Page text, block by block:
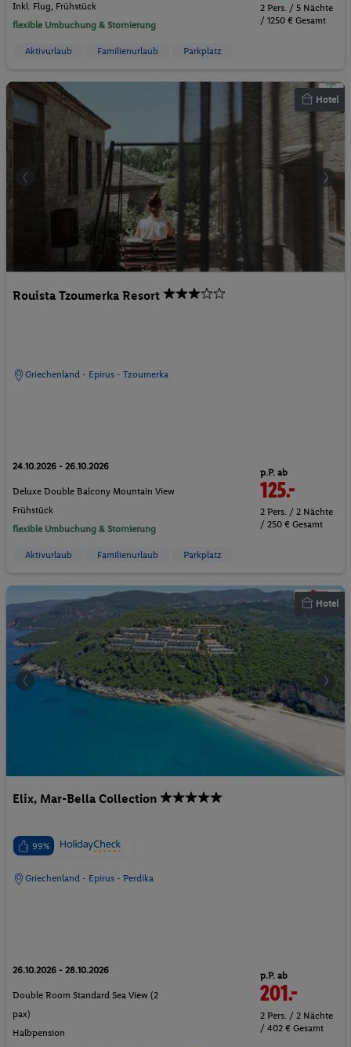
Inkl. Flug, Frühstück
flexible Umbuchung & Stornierung
2 Pers. / 5 Nächte
/ 1250 € Gesamt
Aktivurlaub Familienurlaub Parkplatz
Hotel
Rouista Tzoumerka Resort
Griechenland - Epirus - Tzoumerka
24.10.2026 - 26.10.2026
Deluxe Double Balcony Mountain View
Frühstück
flexible Umbuchung & Stornierung
p.P. ab
125.-
2 Pers. / 2 Nächte
/ 250 € Gesamt
Aktivurlaub Familienurlaub Parkplatz
Hotel
Elix, Mar-Bella Collection
99%
Griechenland - Epirus - Perdika
26.10.2026 - 28.10.2026
Double Room Standard Sea View (2
pax)
Halbpension
p.P. ab
201.-
2 Pers. / 2 Nächte
/ 402 € Gesamt